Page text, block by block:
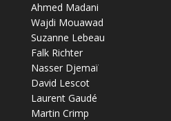
Ahmed Madani
Wajdi Mouawad
Suzanne Lebeau
Falk Richter
Nasser Djemaï
David Lescot
Laurent Gaudé
Martin Crimp